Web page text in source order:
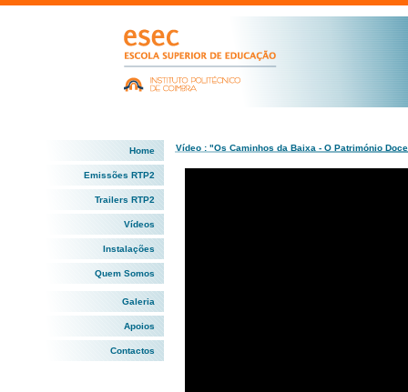
Home
Emissões RTP2
Trailers RTP2
Vídeos
Instalações
Quem Somos
Galeria
Apoios
Contactos
Vídeo : "Os Caminhos da Baixa - O Património